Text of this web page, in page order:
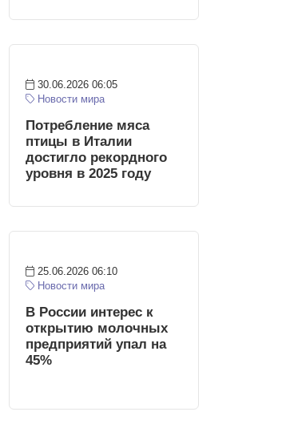
30.06.2026 06:05
Новости мира
Потребление мяса
птицы в Италии
достигло рекордного
уровня в 2025 году
25.06.2026 06:10
Новости мира
В России интерес к
открытию молочных
предприятий упал на
45%